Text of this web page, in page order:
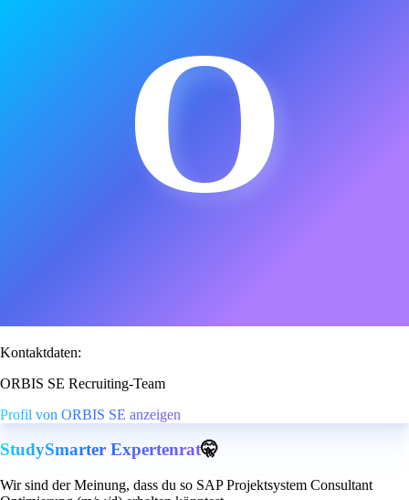
O
Kontaktdaten:
ORBIS SE Recruiting-Team
Profil von ORBIS SE anzeigen
StudySmarter Expertenrat🤫
Wir sind der Meinung, dass du so SAP Projektsystem Consultant